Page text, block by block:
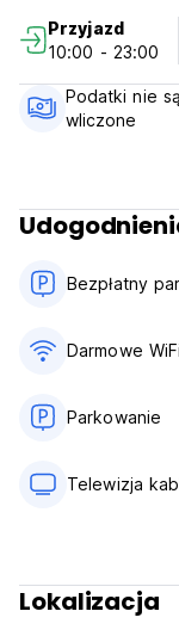
Zasady
przypadku
niedojazdu
pobytu.
Zameldowanie od
Podatki nie są
obcokrajowców)
Ogólny:
Zwierzęta są
Przyjazd
10:00 - 23:00
Podatki nie są
wliczone
Bezpłatny
Darmowe WiFi
Parkowanie
Telewizja
Lokalizacja